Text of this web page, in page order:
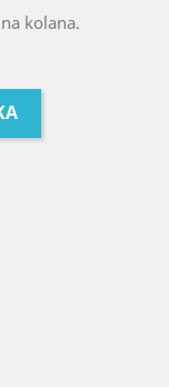
kolana.